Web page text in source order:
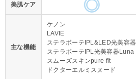
美肌ケア
主な機能
ケノン
LAVIE
ステラボーテIPL&LED光美容器
ステラボーテIPL光美容器Luna
スムーズスキンpure fit
ドクターエルミスヌード